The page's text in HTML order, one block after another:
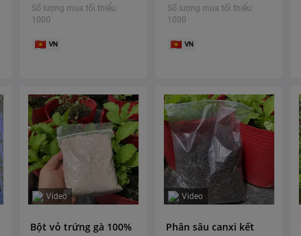
Số lượng mua tối thiểu:
1000
VN
Số lượng mua tối thiểu:
1000
VN
Video
Bột vỏ trứng gà 100%
Video
Phân sâu canxi kết